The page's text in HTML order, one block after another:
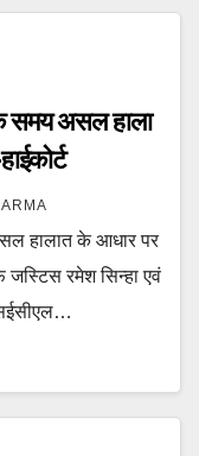
समय असल हाला
हालात के आधार पर
जस्टिस रमेश सिन्हा एवं